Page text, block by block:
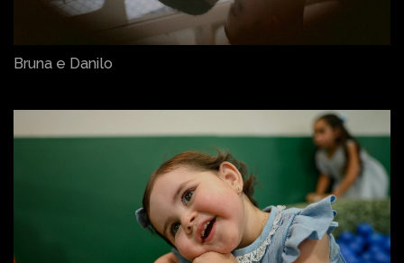
Bruna e Danilo